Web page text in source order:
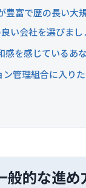
富で歴の長い大
い会社を選びまし
感を感じているあ
ン管理組合に入り
般的な進め